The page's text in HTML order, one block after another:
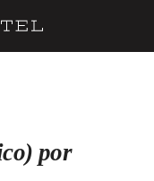
por